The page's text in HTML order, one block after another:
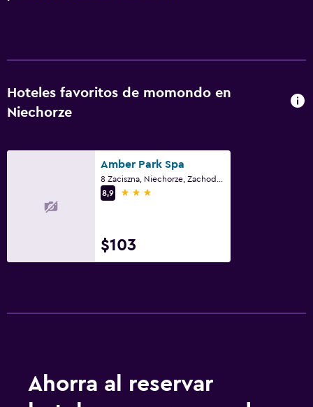
Perchero
Armario o clóset
Comedor
Hoteles favoritos de momondo en
Niechorze
Amber Park Spa
8,9
3 estrellas
$103
Ahorra al reservar